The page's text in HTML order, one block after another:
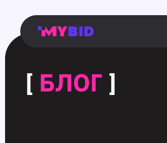
Главная
Гибкий
таргетинг
Возможности
Форматы
TMA
Главная
Домонетизация
TMA
Блог
Главная
страница
Main
page
Flexible
targeting
Opportunities
Formats
TMA
Main
page
Extra
monetization
TMA
Blog
Main
page
[ БЛОГ ]